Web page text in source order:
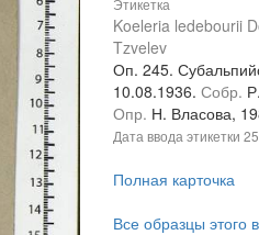
Этикетка
Koeleria ledebourii
Tzvelev
Оп. 245.
10.08.1936. Собр.
Опр. Н. Власова,
Дата ввода этикетки
Полная карточка
Все образцы этого